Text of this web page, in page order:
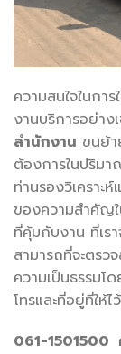
ความสนใจในการ
งานบริการอย่า
สำนักงาน ขนย้
ต้องการในปริมา
ท่านรองวิเคราะ
ของความสำคัญใ
ที่คุ้มกับงาน ที่เร
สามารถที่จะตรว
ความเป็นธรรมโ
โทรและที่อยู่ที่ให้
061-1501500